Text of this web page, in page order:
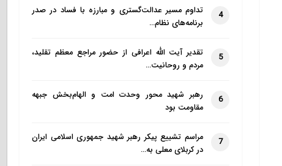
4
تداوم مسیر عدالت‌گستری و مبارزه با فساد در صدر
برنامه‌های نظام…
5
تقدیر آیت الله اعرافی از حضور مراجع معظم تقلید،
مردم و روحانیت…
6
رهبر شهید محور وحدت امت و الهام‌بخش جبهه
مقاومت بود
7
مراسم تشییع پیکر رهبر شهید جمهوری اسلامی ایران
در کربلای معلی به…